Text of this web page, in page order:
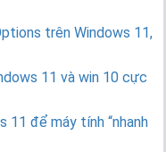
trên Windows 11,
11 và win 10 cực
11 để máy tính “nhanh